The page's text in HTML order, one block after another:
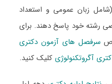
زبان عمومی و استعداد
رشته خود پاسخ دهند. برای
سرفصل های آزمون دکتری
آگروتکنولوژی کلیک کنید.